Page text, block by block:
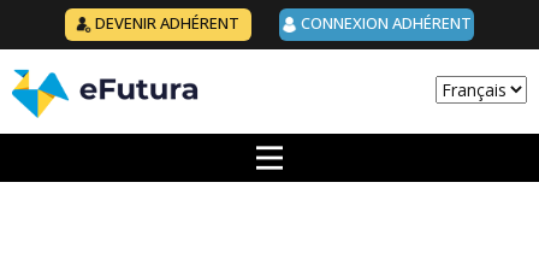
DEVENIR ADHÉRENT CONNEXION ADHÉRENT
Choisir